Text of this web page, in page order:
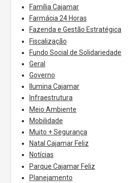
Família Cajamar
Farmácia 24 Horas
Fazenda e Gestão Estratégica
Fiscalização
Fundo Social de Solidariedade
Geral
Governo
Ilumina Cajamar
Infraestrutura
Meio Ambiente
Mobilidade
Muito + Segurança
Natal Cajamar Feliz
Notícias
Parque Cajamar Feliz
Planejamento